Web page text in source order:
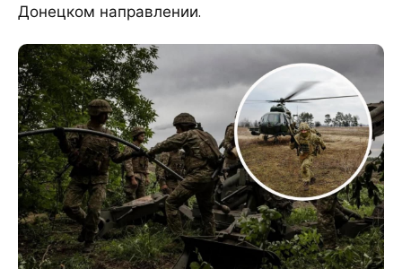
Донецком направлении.